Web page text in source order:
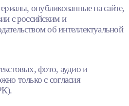
опубликованные на сайте,
с российским и
об интеллектуальной
фото, аудио и
только с согласия